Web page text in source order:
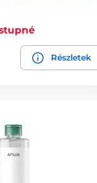
Részletek